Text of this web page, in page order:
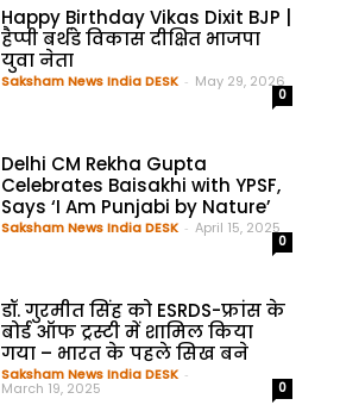
Happy Birthday Vikas Dixit BJP |
हैप्पी बर्थडे विकास दीक्षित भाजपा
युवा नेता
Saksham News India DESK - May 29, 2026
0
Delhi CM Rekha Gupta
Celebrates Baisakhi with YPSF,
Says ‘I Am Punjabi by Nature’
Saksham News India DESK - April 15, 2025
0
डॉ. गुरमीत सिंह को ESRDS-फ्रांस के
बोर्ड ऑफ ट्रस्टी में शामिल किया
गया – भारत के पहले सिख बने
Saksham News India DESK -
March 19, 2025 0